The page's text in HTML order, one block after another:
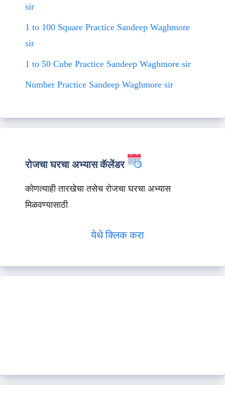
sir
1 to 100 Square Practice Sandeep Waghmore
sir
1 to 50 Cube Practice Sandeep Waghmore sir
Number Practice Sandeep Waghmore sir
रोजचा घरचा अभ्यास कॅलेंडर
कोणत्याही तारखेचा तसेच रोजचा घरचा अभ्यास
मिळवण्यासाठी
येथे क्लिक करा